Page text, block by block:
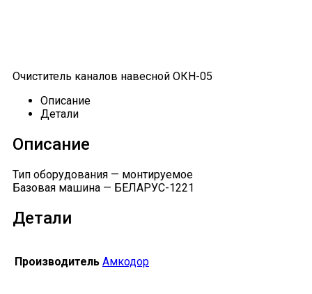
Очиститель каналов навесной ОКН-05
Описание
Детали
Описание
Тип оборудования — монтируемое
Базовая машина — БЕЛАРУС-1221
Детали
Производитель Амкодор